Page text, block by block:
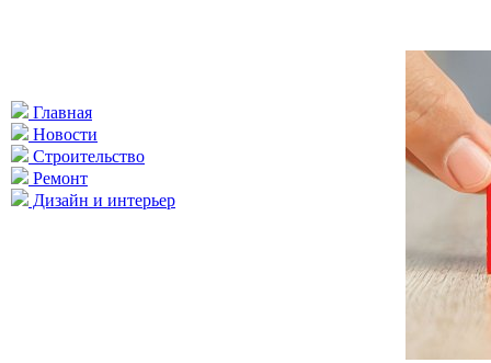
Главная
Новости
Строительство
Ремонт
Дизайн и интерьер